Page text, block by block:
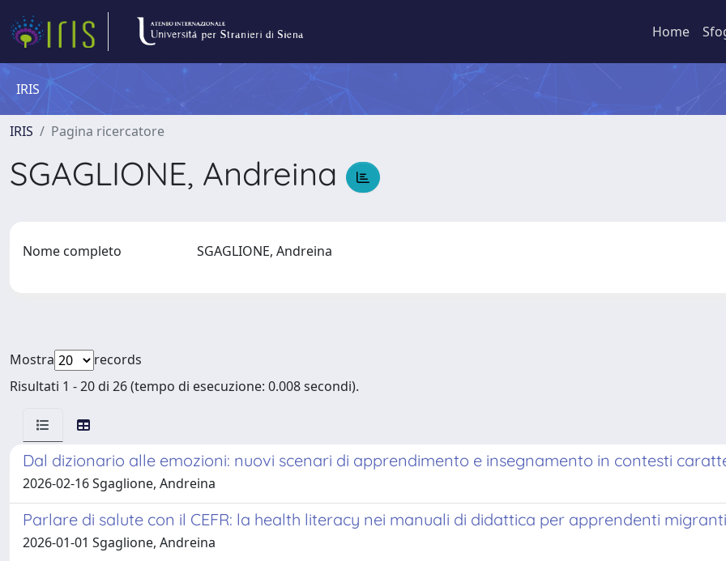
Home
IRIS
IRIS Pagina ricercatore
SGAGLIONE, Andreina
Nome completo SGAGLIONE, Andreina
Mostra
records
Risultati 1 - 20 di 26 (tempo di esecuzione: 0.008 secondi).
Dal dizionario alle emozioni: nuovi scenari di apprendimento e insegnamento in contesti
2026-02-16 Sgaglione, Andreina
Parlare di salute con il CEFR: la health literacy nei manuali di didattica per apprendenti migranti
2026-01-01 Sgaglione, Andreina